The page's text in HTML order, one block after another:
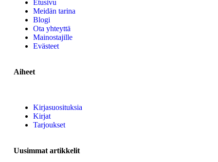
Etusivu
Meidän tarina
Blogi
Ota yhteyttä
Mainostajille
Evästeet
Aiheet
Kirjasuosituksia
Kirjat
Tarjoukset
Uusimmat artikkelit